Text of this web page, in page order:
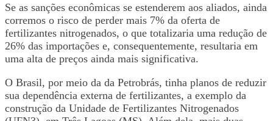
Se as sanções econômicas se estenderem aos aliados, ainda
corremos o risco de perder mais 7% da oferta de
fertilizantes nitrogenados, o que totalizaria uma redução de
26% das importações e, consequentemente, resultaria em
uma alta de preços ainda mais significativa.
O Brasil, por meio da da Petrobrás, tinha planos de reduzir
sua dependência externa de fertilizantes, a exemplo da
construção da Unidade de Fertilizantes Nitrogenados